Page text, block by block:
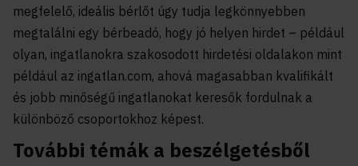
megfelelő, ideális bérlőt úgy tudja legkönnyebben
megtalálni egy bérbeadó, hogy jó helyen hirdet – például
olyan, ingatlanokra szakosodott hirdetési oldalakon mint
például az ingatlan.com, ahová magasabban kvalifikált
és jobb minőségű ingatlanokat keresők fordulnak a
különböző csoportokhoz képest.
További témák a beszélgetésből